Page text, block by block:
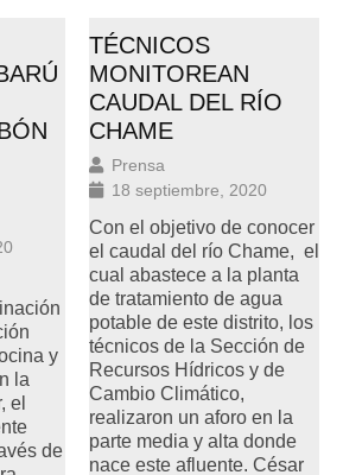
y
la
el
de
TÉCNICOS
MONITOREAN
CAUDAL DEL RÍO
CHAME
Prensa
18 septiembre, 2020
Con el objetivo de conocer
el caudal del río Chame, el
cual abastece a la planta
de tratamiento de agua
potable de este distrito, los
técnicos de la Sección de
Recursos Hídricos y de
Cambio Climático,
realizaron un aforo en la
parte media y alta donde
nace este afluente. César